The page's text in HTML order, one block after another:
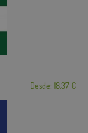
Desde: 18,37 €